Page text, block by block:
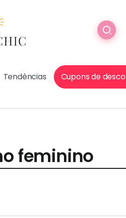
Tendências Cupons de
feminino